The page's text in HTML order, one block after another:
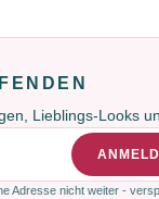
Lieblings-Looks
Adresse nicht weiter -